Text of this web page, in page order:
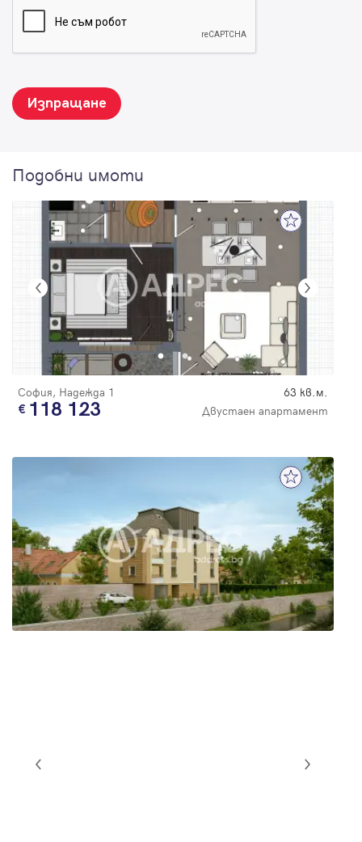
Изпращане
Подобни имоти
София, Надежда 1 63 кв.м.
118 123 Двустаен апартамент